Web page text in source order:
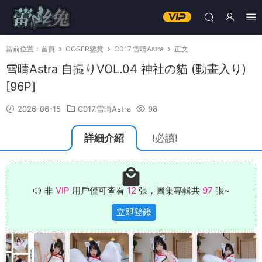
當前位置： 首頁 COSER鑒賞 C017.雪晴Astra 正文
雪晴Astra 自撮りVOL.04 神社の貓 (動畫入り)
[96P]
2026-06-15 C017.雪晴Astra 98
詳細介紹 !必讀!
非 VIP 用戶僅可查看 12 張，圖集專輯共 97 張~
立即登錄